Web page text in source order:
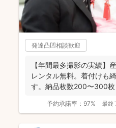
発達凸凹相談歓迎
【年間最多撮影の実績】
レンタル無料。着付けも
す。納品枚数200〜300枚
予約承諾率： 97% 最終